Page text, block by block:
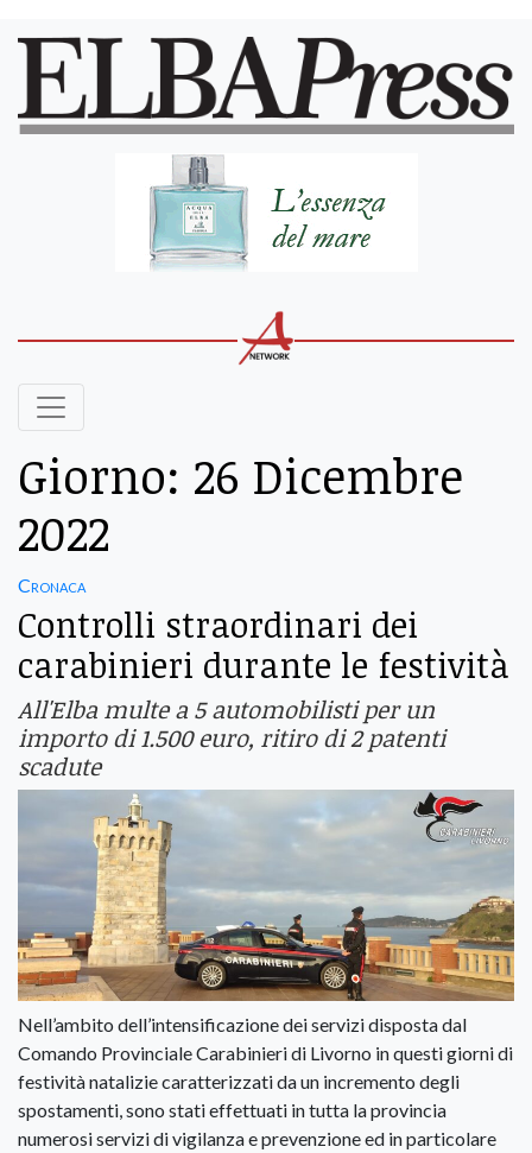
Giorno: 26 Dicembre
2022
Cronaca
Controlli straordinari dei
carabinieri durante le festività
All'Elba multe a 5 automobilisti per un
importo di 1.500 euro, ritiro di 2 patenti
scadute
Nell’ambito dell’intensificazione dei servizi disposta dal
Comando Provinciale Carabinieri di Livorno in questi giorni di
festività natalizie caratterizzati da un incremento degli
spostamenti, sono stati effettuati in tutta la provincia
numerosi servizi di vigilanza e prevenzione ed in particolare